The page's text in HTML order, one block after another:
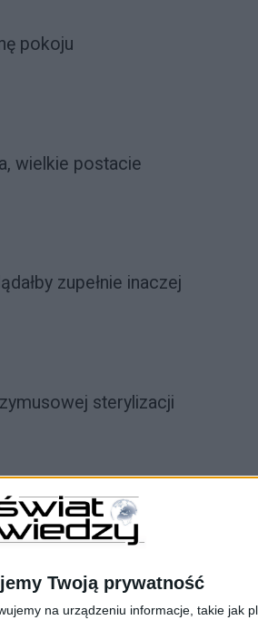
Twoją prywatność
na urządzeniu informacje, takie jak
pokoju
wielkie postacie
zupełnie inaczej
sterylizacji
pary zakochanych?